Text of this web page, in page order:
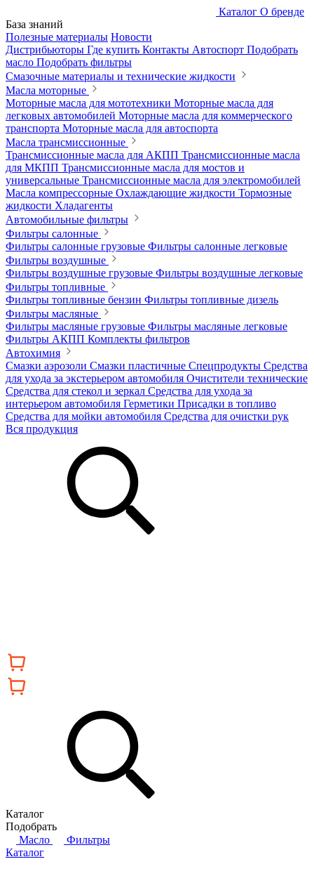
Каталог О бренде
База знаний
Полезные материалы Новости
Дистрибьюторы Где купить Контакты Автоспорт Подобрать
масло Подобрать фильтры
Смазочные материалы и технические жидкости
Масла моторные
Моторные масла для мототехники Моторные масла для
легковых автомобилей Моторные масла для коммерческого
транспорта Моторные масла для автоспорта
Масла трансмиссионные
Трансмиссионные масла для АКПП Трансмиссионные масла
для МКПП Трансмиссионные масла для мостов и
универсальные Трансмиссионные масла для электромобилей
Масла компрессорные Охлаждающие жидкости Тормозные
жидкости Хладагенты
Автомобильные фильтры
Фильтры салонные
Фильтры салонные грузовые Фильтры салонные легковые
Фильтры воздушные
Фильтры воздушные грузовые Фильтры воздушные легковые
Фильтры топливные
Фильтры топливные бензин Фильтры топливные дизель
Фильтры масляные
Фильтры масляные грузовые Фильтры масляные легковые
Фильтры АКПП Комплекты фильтров
Автохимия
Смазки аэрозоли Смазки пластичные Спецпродукты Средства
для ухода за экстерьером автомобиля Очистители технические
Средства для стекол и зеркал Средства для ухода за
интерьером автомобиля Герметики Присадки в топливо
Средства для мойки автомобиля Средства для очистки рук
Вся продукция
Каталог
Подобрать
Масло
Фильтры
Каталог